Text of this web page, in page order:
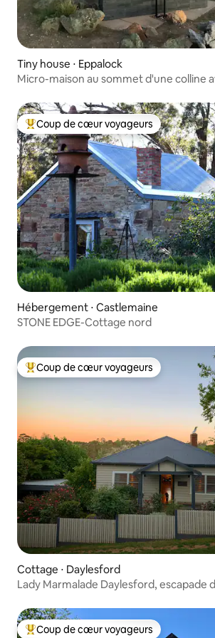
Tiny house ⋅ Eppalock
Micro-maison au sommet d'une colline
Coups de cœur voyageurs les plus
Coup de cœur voyageurs
Hébergement ⋅ Castlemaine
STONE EDGE-Cottage nord
Coups de cœur voyageurs les plus
Coup de cœur voyageurs
Cottage ⋅ Daylesford
Lady Marmalade Daylesford, escapade
Coup de cœur voyageurs